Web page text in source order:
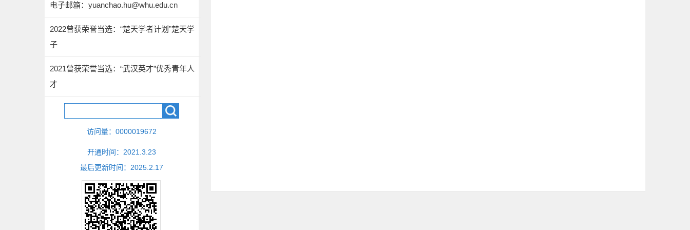
电子邮箱： yuanchao.hu@whu.edu.cn
2022曾获荣誉当选：“楚天学者计划”楚天学
子
2021曾获荣誉当选：“武汉英才”优秀青年人
才
访问量： 0000019672
开通时间： 2021 3 23
最后更新时间： 2025 2 17